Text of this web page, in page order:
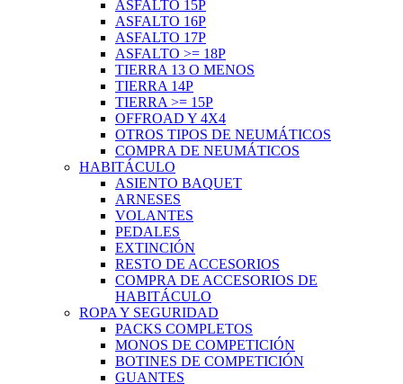
ASFALTO 15P
ASFALTO 16P
ASFALTO 17P
ASFALTO >= 18P
TIERRA 13 O MENOS
TIERRA 14P
TIERRA >= 15P
OFFROAD Y 4X4
OTROS TIPOS DE NEUMÁTICOS
COMPRA DE NEUMÁTICOS
HABITÁCULO
ASIENTO BAQUET
ARNESES
VOLANTES
PEDALES
EXTINCIÓN
RESTO DE ACCESORIOS
COMPRA DE ACCESORIOS DE
HABITÁCULO
ROPA Y SEGURIDAD
PACKS COMPLETOS
MONOS DE COMPETICIÓN
BOTINES DE COMPETICIÓN
GUANTES